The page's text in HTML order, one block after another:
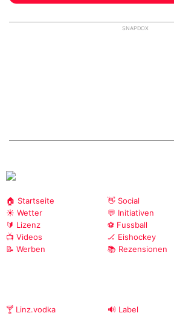
SNAPDOX
🏠 Startseite
☀️ Wetter
🔰 Lizenz
📺 Videos
📝 Werben
👋 Social
💬 Initiativen
⚽ Fussball
🏒 Eishockey
📚 Rezensionen
🍸 Linz.vodka
🔊 Label